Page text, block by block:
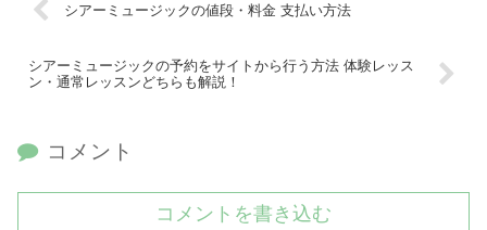
シアーミュージックの値段・料金 支払い方法
シアーミュージックの予約をサイトから行う方法 体験レッス
ン・通常レッスンどちらも解説！
コメント
コメントを書き込む